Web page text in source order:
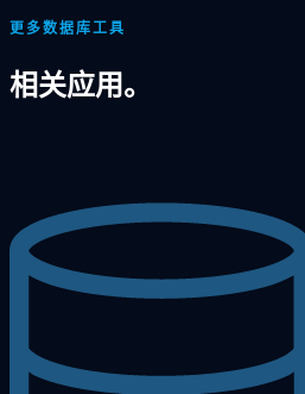
更多数据库工具
相关应用。